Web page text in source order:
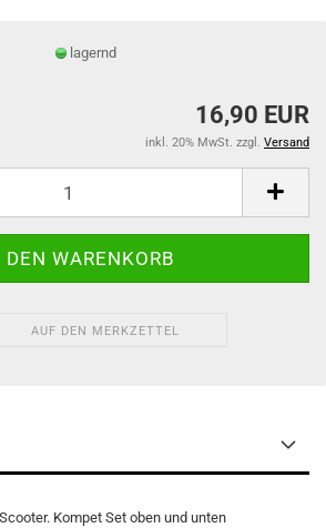
lagernd
16,90 EUR
inkl. 20% MwSt. zzgl. Versand
AUF DEN MERKZETTEL
Kompet Set oben und unten